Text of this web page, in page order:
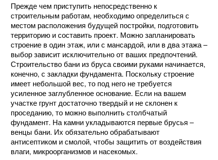
Прежде чем приступить непосредственно к
строительным работам, необходимо определиться с
местом расположения будущей постройки, подготовить
территорию и составить проект. Можно запланировать
строение в один этаж, или с мансардой, или в два этажа –
выбор зависит исключительно от ваших предпочтений.
Строительство бани из бруса своими руками начинается,
конечно, с закладки фундамента. Поскольку строение
имеет небольшой вес, то под него не требуется
усиленное заглубленное основание. Если на вашем
участке грунт достаточно твердый и не склонен к
проседанию, то можно выполнить столбчатый
фундамент. На камни укладываются первые брусья –
венцы бани. Их обязательно обрабатывают
антисептиком и смолой, чтобы защитить от воздействия
влаги, микроорганизмов и насекомых.